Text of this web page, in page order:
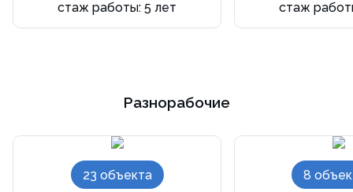
стаж работы: 5 лет
стаж
Разнорабочие
23 объекта 8